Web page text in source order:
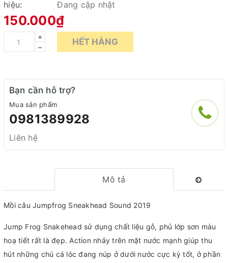
hiệu:
Đang cập nhật
150.000₫
+
–
HẾT HÀNG
Bạn cần hỗ trợ?
Mua sản phẩm
0981389928
Liên hệ
Mô tả
Mồi câu Jumpfrog Sneakhead Sound 2019
Jump Frog Snakehead sử dụng chất liệu gỗ, phủ lớp sơn màu
hoạ tiết rất là đẹp. Action nhảy trên mặt nước mạnh giúp thu
hút những chú cá lóc đang núp ở dưới nước cực kỳ tốt, ở phần